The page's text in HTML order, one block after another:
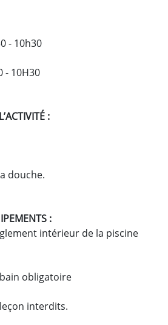
- 10h30
- 10H30
:
douche.
:
intérieur de la piscine
obligatoire
interdits.